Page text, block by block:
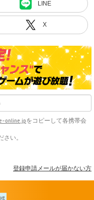
LINE
X
online.jpをコピーして各携帯会
い。
登録申請メールが届かない方